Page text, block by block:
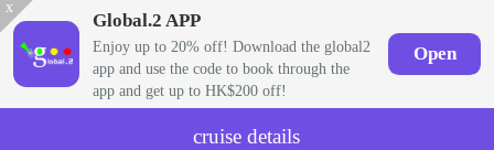
x
Global.2 APP
Enjoy up to 20% off! Download the global2
app and use the code to book through the
app and get up to HK$200 off!
Open
cruise details